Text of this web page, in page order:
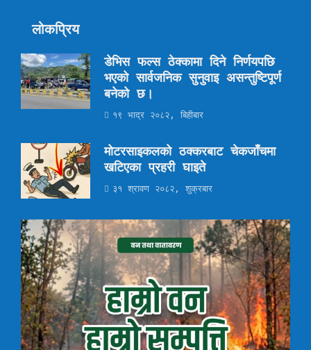
लोकप्रिय
डेभिस फल्स ठेक्कामा दिने निर्णयपछि
भएको सार्वजनिक सुनुवाइ असन्तुष्टिपूर्ण
बनेको छ।
१९ भाद्र २०८२, बिहीबार
मोटरसाइकलको ठक्करबाट चेकजाँचमा
खटिएका प्रहरी घाइते
३१ श्रावण २०८२, शुक्रबार